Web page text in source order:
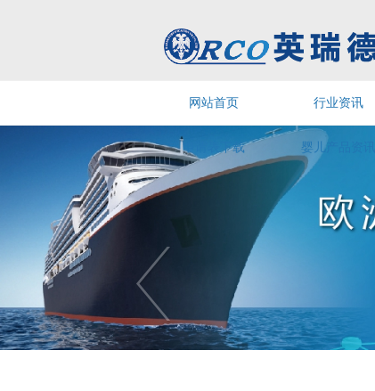
网站首页 行业资讯
申请表下载 婴儿产品资讯